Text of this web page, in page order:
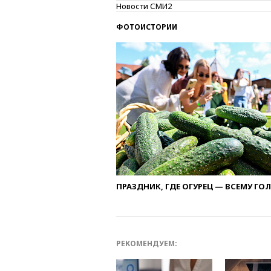
Новости СМИ2
ФОТОИСТОРИИ
ПРАЗДНИК, ГДЕ ОГУРЕЦ — ВСЕМУ
РЕКОМЕНДУЕМ: